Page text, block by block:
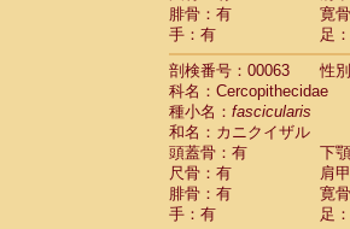
腓骨：有
寛
手：有
足
剖検番号：00063
性
科名：Cercopithecidae
種小名： fascicularis
和名：カニクイザル
頭蓋骨：有
下
尺骨：有
肩
腓骨：有
寛
手：有
足